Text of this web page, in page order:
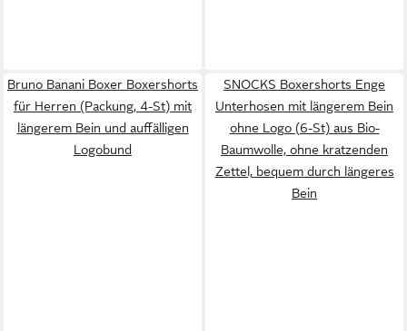
Bruno Banani Boxer Boxershorts
für Herren (Packung, 4-St) mit
längerem Bein und auffälligen
Logobund
SNOCKS Boxershorts Enge
Unterhosen mit längerem Bein
ohne Logo (6-St) aus Bio-
Baumwolle, ohne kratzenden
Zettel, bequem durch längeres
Bein